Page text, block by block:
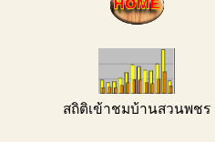
สถิติเข้าชมบ้านสวนพชร